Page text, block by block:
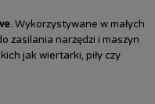
. Wykorzystywane w małych
zasilania narzędzi i maszyn
jak wiertarki, piły czy